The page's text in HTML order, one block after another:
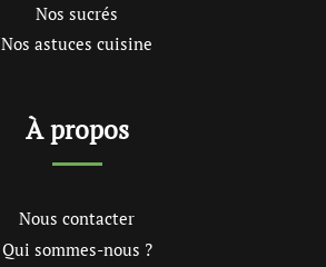
Nos sucrés
Nos astuces cuisine
À propos
Nous contacter
Qui sommes-nous ?